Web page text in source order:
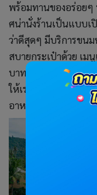
พร้อมทานของอร่อยๆ
ศน่านั่งร้านเป็นแบบเ
ว่าดีสุดๆ มีบริการขนม
สบายกระเป๋าด้วย เ
บาท) และช็อกโกแลต
ให้เราเลือกทานอีกเ
อาหารอร่อยๆ เลย